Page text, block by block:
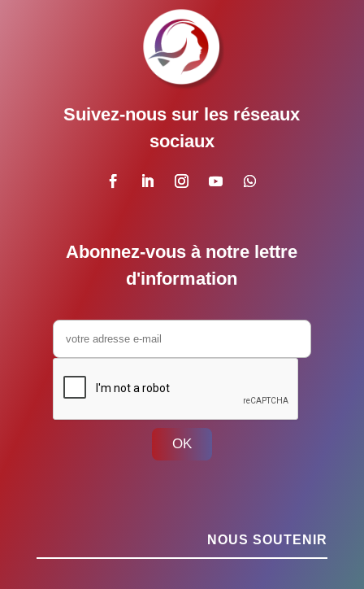
Suivez-nous sur les réseaux
sociaux
Abonnez-vous à notre lettre
d'information
OK
NOUS SOUTENIR